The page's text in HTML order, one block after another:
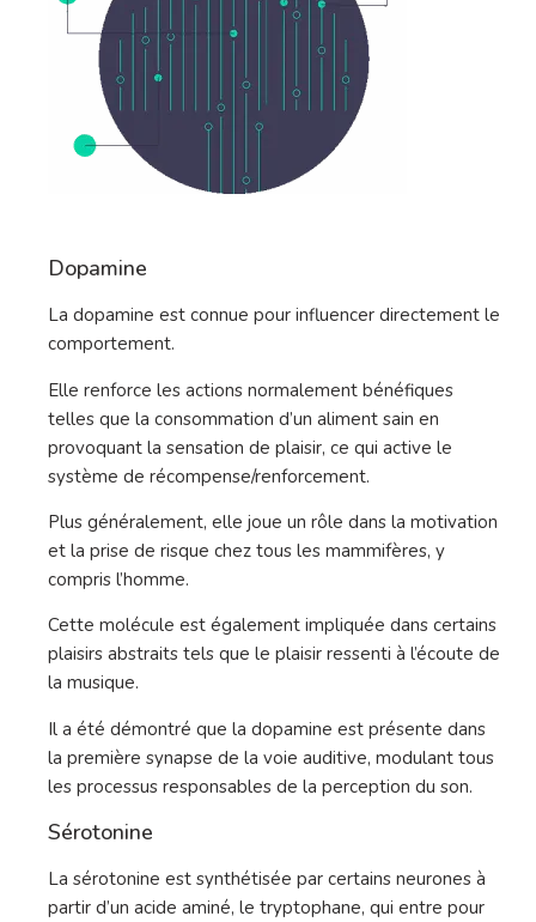
Dopamine
La dopamine est connue pour influencer directement le
comportement.
Elle renforce les actions normalement bénéfiques
telles que la consommation d’un aliment sain en
provoquant la sensation de plaisir, ce qui active le
système de récompense/renforcement.
Plus généralement, elle joue un rôle dans la motivation
et la prise de risque chez tous les mammifères, y
compris l’homme.
Cette molécule est également impliquée dans certains
plaisirs abstraits tels que le plaisir ressenti à l’écoute de
la musique.
Il a été démontré que la dopamine est présente dans
la première synapse de la voie auditive, modulant tous
les processus responsables de la perception du son.
Sérotonine
La sérotonine est synthétisée par certains neurones à
partir d’un acide aminé, le tryptophane, qui entre pour